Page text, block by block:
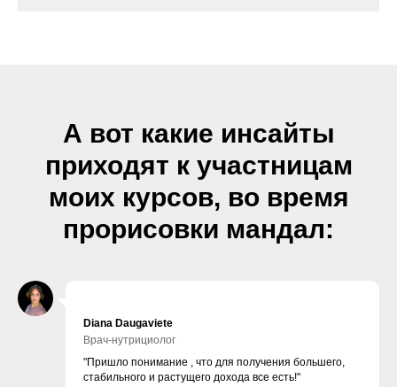
А вот какие инсайты
приходят к участницам
моих курсов, во время
прорисовки мандал:
Diana Daugaviete
Врач-нутрициолог
"Пришло понимание , что для получения большего,
стабильного и растущего дохода все есть!"